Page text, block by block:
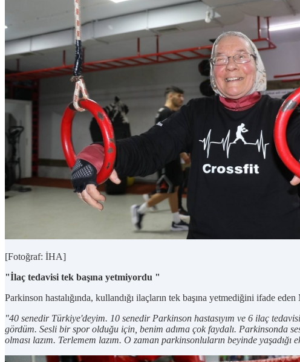
[Fotoğraf: İHA]
"İlaç tedavisi tek başına yetmiyordu "
Parkinson hastalığında, kullandığı ilaçların tek başına yetmediğini ifade
"40 senedir Türkiye'deyim. 10 senedir Parkinson hastasıyım ve 6 ilaç
gördüm. Sesli bir spor olduğu için, benim adıma çok faydalı. Parkinsonda
olması lazım. Terlemem lazım. O zaman parkinsonluların beyinde